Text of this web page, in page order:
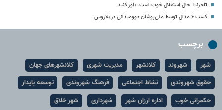
تاجرنیا: حال استقلال خوب است، باور کنید
کسب ۶ مدال توسط ملی‌پوشان دوومیدانی در بلاروس
برچسب
شهر شهروند کلانشهر مدیریت شهری
کلانشهرهای جهان
حقوق شهروندی
نشاط اجتماعی فرهنگ شهروندی
توسعه پایدار
حکمرانی خوب
اداره ارزان شهر شهرداری شهر خلاق